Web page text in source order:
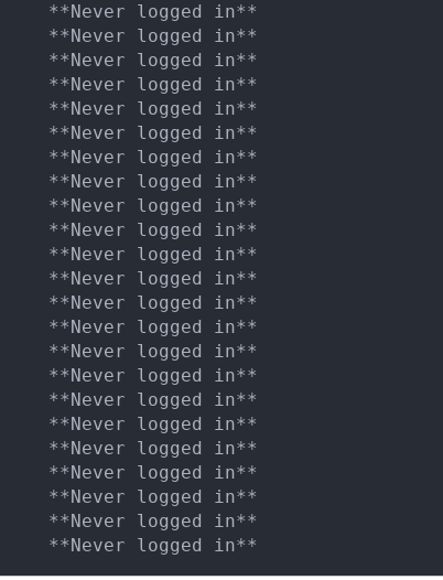
logged in**
logged in**
logged in**
logged in**
logged in**
logged in**
logged in**
logged in**
logged in**
logged in**
logged in**
logged in**
logged in**
logged in**
logged in**
logged in**
logged in**
logged in**
logged in**
logged in**
logged in**
logged in**